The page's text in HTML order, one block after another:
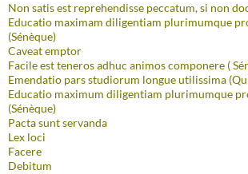
Non satis est reprehendisse peccatum, si non
Educatio maximam diligentiam plurimumque
(Sénèque)
Caveat emptor
Facile est teneros adhuc animos componere (
Emendatio pars studiorum longue utilissima
Educatio maximum diligentiam plurimumque
(Sénèque)
Pacta sunt servanda
Lex loci
Facere
Debitum